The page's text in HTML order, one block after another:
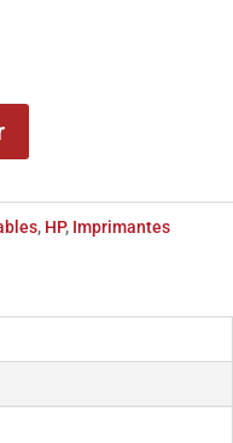
, HP, Imprimantes